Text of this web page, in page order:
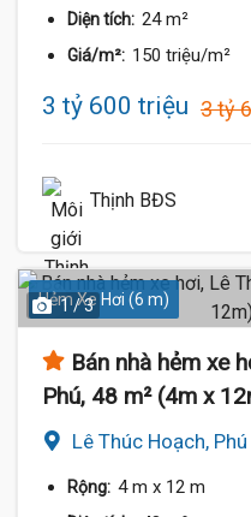
Diện tích: 24 m²
Giá/m²: 150 triệu/m²
3 tỷ 600 triệu 3 tỷ
Thịnh BĐS
Hẻm Xe Hơi (6 m)
1 / 3
Bán nhà hẻm xe
Phú, 48 m² (4m x
Lê Thúc Hoạch,
Rộng: 4 m x 12 m